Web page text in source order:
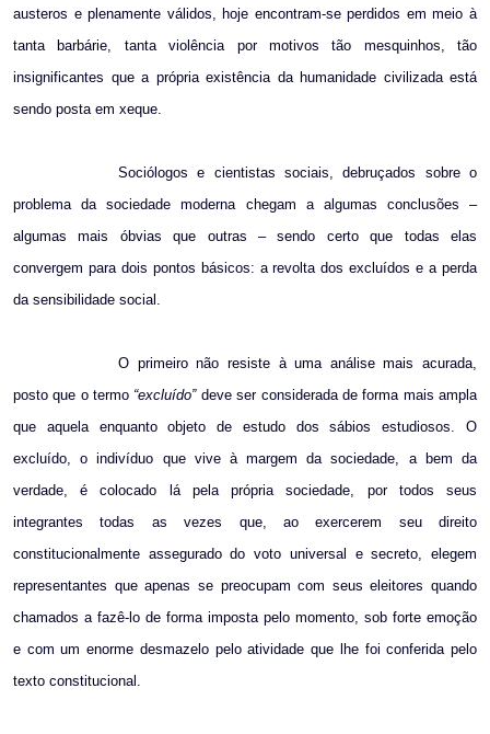
austeros e plenamente válidos, hoje encontram-se perdidos em meio à
tanta barbárie, tanta violência por motivos tão mesquinhos, tão
insignificantes que a própria existência da humanidade civilizada está
sendo posta em xeque.
Sociólogos e cientistas sociais, debruçados sobre o
problema da sociedade moderna chegam a algumas conclusões –
algumas mais óbvias que outras – sendo certo que todas elas
convergem para dois pontos básicos: a revolta dos excluídos e a perda
da sensibilidade social.
O primeiro não resiste à uma análise mais acurada,
posto que o termo “excluído”deve ser considerada de forma mais ampla
que aquela enquanto objeto de estudo dos sábios estudiosos. O
excluído, o indivíduo que vive à margem da sociedade, a bem da
verdade, é colocado lá pela própria sociedade, por todos seus
integrantes todas as vezes que, ao exercerem seu direito
constitucionalmente assegurado do voto universal e secreto, elegem
representantes que apenas se preocupam com seus eleitores quando
chamados a fazê-lo de forma imposta pelo momento, sob forte emoção
e com um enorme desmazelo pelo atividade que lhe foi conferida pelo
texto constitucional.